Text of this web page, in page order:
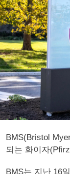
BMS(Bristol
되는 화이자
BMS는 지난 16